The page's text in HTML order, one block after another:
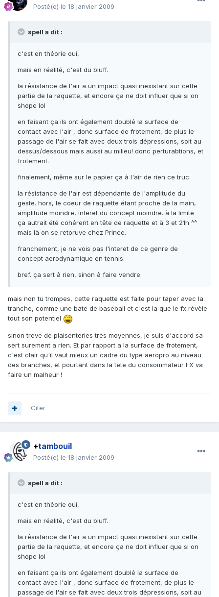
Posté(e) le 18 janvier 2009
spell a dit :
c'est en théorie oui,
mais en réalité, c'est du bluff.
la résistance de l'air a un impact quasi inexistant sur cette
partie de la raquette, et encore ça ne doit influer que si on
shope lol
en faisant ça ils ont également doublé la surface de
contact avec l'air , donc surface de frotement, de plus le
passage de l'air se fait avec deux trois dépressions, soit au
dessus/dessous mais aussi au milieu! donc perturabtions, et
frotement.
finalement, même sur le papier ça à l'air de rien ce truc.
la résistance de l'air est dépendante de l'amplitude du
geste. hors, le coeur de raquette étant proche de la main,
amplitude moindre, interet du concept moindre. à la limite
ça autrait été cohérent en tête de raquette et à 3 et 21h ^^
mais là on se retoruve chez Prince.
franchement, je ne vois pas l'interet de ce genre de
concept aerodynamique en tennis.
bref. ça sert à rien, sinon à faire vendre.
mais non tu trompes, cette raquette est faite pour taper avec la
tranche, comme une bate de baseball et c'est la que le fx révèle
tout son potentiel
sinon treve de plaisenteries très moyennes, je suis d'accord sa
sert surement a rien. Et par rapport a la surface de frotement,
c'est clair qu'il vaut mieux un cadre du type aeropro au niveau
des branches, et pourtant dans la tete du consommateur FX va
faire un malheur !
Citer
+tambouil
Posté(e) le 18 janvier 2009
spell a dit :
c'est en théorie oui,
mais en réalité, c'est du bluff.
la résistance de l'air a un impact quasi inexistant sur cette
partie de la raquette, et encore ça ne doit influer que si on
shope lol
en faisant ça ils ont également doublé la surface de
contact avec l'air , donc surface de frotement, de plus le
passage de l'air se fait avec deux trois dépressions, soit au